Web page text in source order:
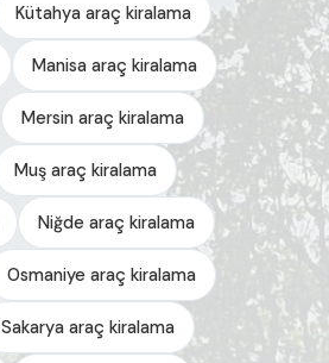
Kütahya araç kiralama
Manisa araç kiralama
Mersin araç kiralama
Muş araç kiralama
Niğde araç kiralama
Osmaniye araç kiralama
Sakarya araç kiralama